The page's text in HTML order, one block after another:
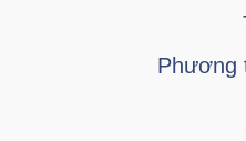
Phương